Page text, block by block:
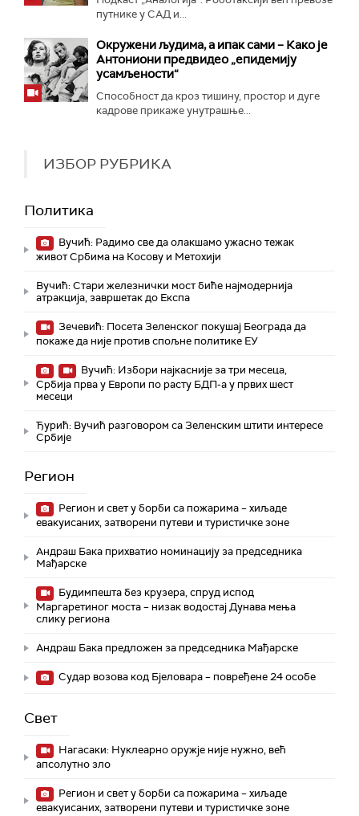
путнике у САД и...
Окружени људима, а ипак сами – Како је
Антониони предвидео „епидемију
усамљености“
Способност да кроз тишину, простор и дуге
кадрове прикаже унутрашње...
ИЗБОР РУБРИКА
Политика
Вучић: Радимо све да олакшамо ужасно тежак
живот Србима на Косову и Метохији
Вучић: Стари железнички мост биће најмодернија
атракција, завршетак до Експа
Зечевић: Посета Зеленског покушај Београда да
покаже да није против спољне политике ЕУ
Вучић: Избори најкасније за три месеца,
Србија прва у Европи по расту БДП-а у првих шест
месеци
Ђурић: Вучић разговором са Зеленским штити интересе
Србије
Регион
Регион и свет у борби са пожарима – хиљаде
евакуисаних, затворени путеви и туристичке зоне
Андраш Бака прихватио номинацију за председника
Мађарске
Будимпешта без крузера, спруд испод
Маргаретиног моста – низак водостај Дунава мења
слику региона
Андраш Бакa предложен за председника Мађарске
Судар возова код Бјеловара – повређене 24 особе
Свет
Нагасаки: Нуклеарно оружје није нужно, већ
апсолутно зло
Регион и свет у борби са пожарима – хиљаде
евакуисаних, затворени путеви и туристичке зоне